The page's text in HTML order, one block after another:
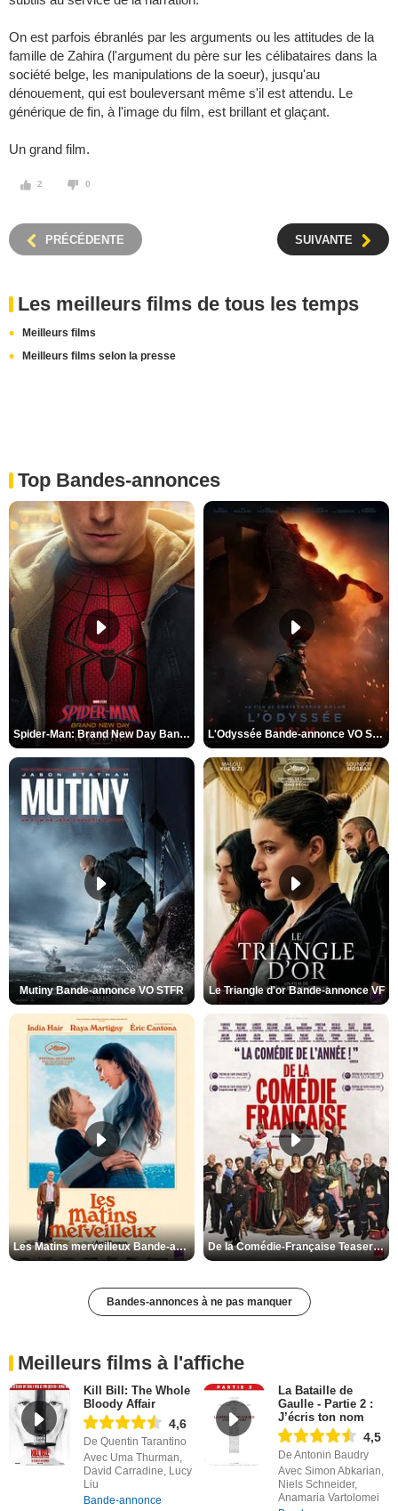
On est parfois ébranlés par les arguments ou les attitudes de la
famille de Zahira (l'argument du père sur les célibataires dans la
société belge, les manipulations de la soeur), jusqu'au
dénouement, qui est bouleversant même s'il est attendu. Le
générique de fin, à l'image du film, est brillant et glaçant.
Un grand film.
2 0
PRÉCÉDENTE SUIVANTE
Les meilleurs films de tous les temps
Meilleurs films
Meilleurs films selon la presse
Top Bandes-annonces
Spider-Man: Brand New Day Bande-annonce VO STFR L'Odyssée Bande-annonce VO STFR
Mutiny Bande-annonce VO STFR Le Triangle d'or Bande-annonce VF
Les Matins merveilleux Bande-annonce VF De la Comédie-Française Teaser VF
Bandes-annonces à ne pas manquer
Meilleurs films à l'affiche
Kill Bill: The Whole
Bloody Affair
4,6
De Quentin Tarantino
Avec Uma Thurman,
David Carradine, Lucy
Liu
Bande-annonce
La Bataille de
Gaulle - Partie 2 :
J’écris ton nom
4,5
De Antonin Baudry
Avec Simon Abkarian,
Niels Schneider,
Anamaria Vartolomei